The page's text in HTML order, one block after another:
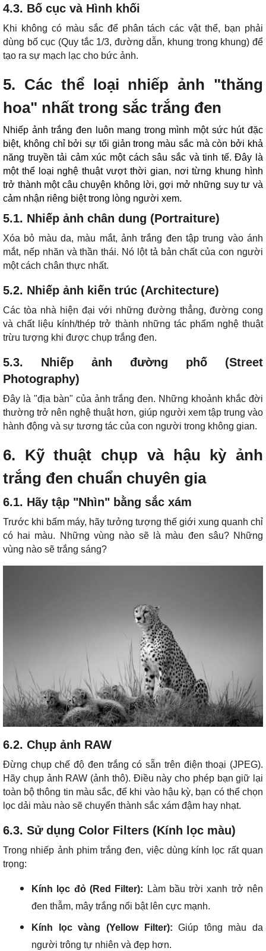
4.3. Bố cục và Hình khối
Khi không có màu sắc để phân tách các vật thể, bạn phải
dùng bố cục (Quy tắc 1/3, đường dẫn, khung trong khung) để
tạo ra sự mạch lạc cho bức ảnh.
5. Các thể loại nhiếp ảnh "thăng
hoa" nhất trong sắc trắng đen
Nhiếp ảnh trắng đen luôn mang trong mình một sức hút đặc
biệt, không chỉ bởi sự tối giản trong màu sắc mà còn bởi khả
năng truyền tải cảm xúc một cách sâu sắc và tinh tế. Đây là
một thể loại nghệ thuật vượt thời gian, nơi từng khung hình
trở thành một câu chuyện không lời, gợi mở những suy tư và
cảm nhận riêng biệt trong lòng người xem.
5.1. Nhiếp ảnh chân dung (Portraiture)
Xóa bỏ màu da, màu mắt, ảnh trắng đen tập trung vào ánh
mắt, nếp nhăn và thần thái. Nó lột tả bản chất của con người
một cách chân thực nhất.
5.2. Nhiếp ảnh kiến trúc (Architecture)
Các tòa nhà hiện đại với những đường thẳng, đường cong
và chất liệu kính/thép trở thành những tác phẩm nghệ thuật
trừu tượng khi được chụp trắng đen.
5.3. Nhiếp ảnh đường phố (Street
Photography)
Đây là "địa bàn" của ảnh trắng đen. Những khoảnh khắc đời
thường trở nên nghệ thuật hơn, giúp người xem tập trung vào
hành động và sự tương tác của con người trong không gian.
6. Kỹ thuật chụp và hậu kỳ ảnh
trắng đen chuẩn chuyên gia
6.1. Hãy tập "Nhìn" bằng sắc xám
Trước khi bấm máy, hãy tưởng tượng thế giới xung quanh chỉ
có hai màu. Những vùng nào sẽ là màu đen sâu? Những
vùng nào sẽ trắng sáng?
6.2. Chụp ảnh RAW
Đừng chụp chế độ đen trắng có sẵn trên điện thoại (JPEG).
Hãy chụp ảnh RAW (ảnh thô). Điều này cho phép bạn giữ lại
toàn bộ thông tin màu sắc, để khi vào hậu kỳ, bạn có thể chọn
lọc dải màu nào sẽ chuyển thành sắc xám đậm hay nhạt.
6.3. Sử dụng Color Filters (Kính lọc màu)
Trong nhiếp ảnh phim trắng đen, việc dùng kính lọc rất quan
trọng:
Kính lọc đỏ (Red Filter): Làm bầu trời xanh trở nên
đen thẫm, mây trắng nổi bật lên cực mạnh.
Kính lọc vàng (Yellow Filter): Giúp tông màu da
người trông tự nhiên và đẹp hơn.